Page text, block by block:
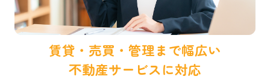
賃貸・売買・管理まで幅広い
不動産サービスに対応